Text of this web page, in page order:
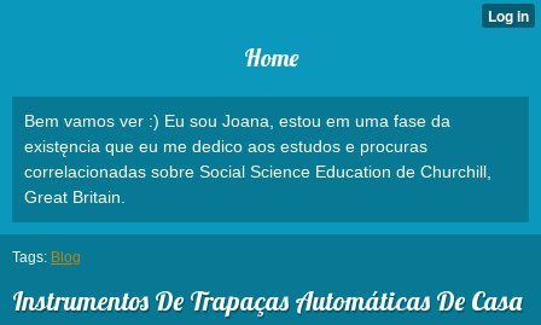
Home
Bem vamos ver :) Eu sou Joana, estou em uma fase da
existęncia que eu me dedico aos estudos e procuras
correlacionadas sobre Social Science Education de Churchill,
Great Britain.
Tags: Blog
Instrumentos De Trapaças Automáticas De Casa